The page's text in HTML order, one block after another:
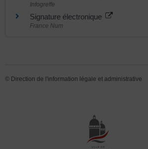
Infogreffe
Signature électronique
France Num
© Direction de l'information légale et administrative